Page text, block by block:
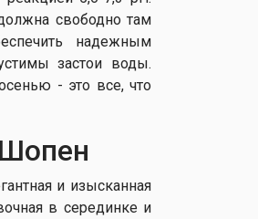
свободно там
надежным
застои воды.
- это все, что
и изысканная
в серединке и